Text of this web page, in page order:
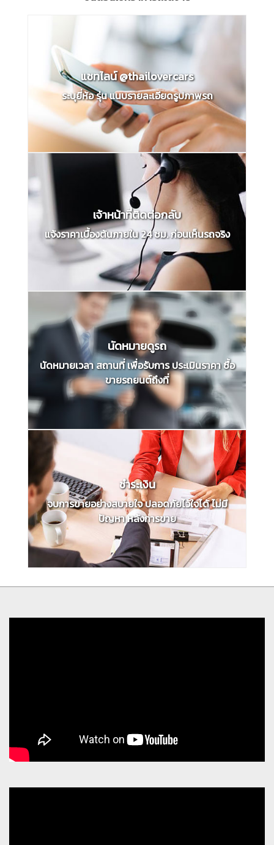
แชทไลน์ @thailovercars
ระบุยี่ห้อ รุ่น แนบรายละเอียดรูปภาพรถ
เจ้าหน้าที่ติดต่อกลับ
แจ้งราคาเบื้องต้นภายใน 24 ชม. ก่อนเห็นรถจริง
นัดหมายดูรถ
นัดหมายเวลา สถานที่ เพื่อรับการ ประเมินราคา ซื้อ
ขายรถยนต์ถึงที่
ชำระเงิน
จบการขายอย่างสบายใจ ปลอดภัยไว้ใจได้ ไม่มี
ปัญหา หลังการขาย